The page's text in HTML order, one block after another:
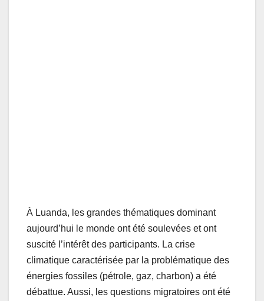
À Luanda, les grandes thématiques dominant
aujourd’hui le monde ont été soulevées et ont
suscité l’intérêt des participants. La crise
climatique caractérisée par la problématique des
énergies fossiles (pétrole, gaz, charbon) a été
débattue. Aussi, les questions migratoires ont été